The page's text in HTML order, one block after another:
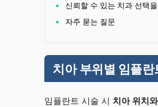
신뢰할 수 있는 치과 선택
자주 묻는 질문
치아 부위별 임플란
임플란트 시술 시 치아 위치